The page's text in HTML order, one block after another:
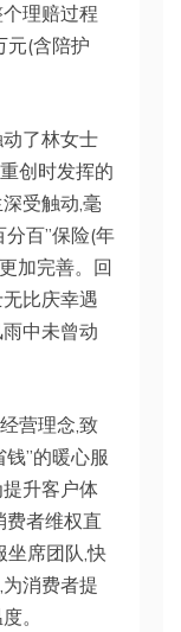
理赔过程
元(含陪护
了林女士
创时发挥的
受触动,毫
百”保险(年
加完善。回
比庆幸遇
中未曾动
营理念,致
”的暖心服
升客户体
费者维权直
席团队,快
消费者提
。